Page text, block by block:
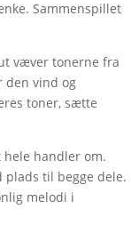
Sammenspillet
væver tonerne fra
den vind og
toner, sætte
hele handler om.
til begge dele.
melodi i